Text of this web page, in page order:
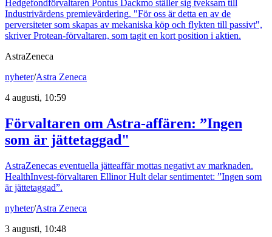
Hedgefondförvaltaren Pontus Dackmo ställer sig tveksam till
Industrivärdens premievärdering. "För oss är detta en av de
perversiteter som skapas av mekaniska köp och flykten till passivt",
skriver Protean-förvaltaren, som tagit en kort position i aktien.
AstraZeneca
nyheter/Astra Zeneca
4 augusti, 10:59
Förvaltaren om Astra-affären: ”Ingen
som är jättetaggad"
AstraZenecas eventuella jätteaffär mottas negativt av marknaden.
HealthInvest-förvaltaren Ellinor Hult delar sentimentet: ”Ingen som
är jättetaggad”.
nyheter/Astra Zeneca
3 augusti, 10:48